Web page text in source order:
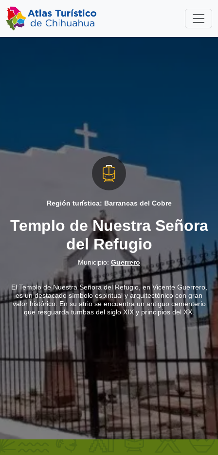
>
Región turística: Barrancas del Cobre
Templo de Nuestra Señora
del Refugio
Municipio: Guerrero
El Templo de Nuestra Señora del Refugio, en Vicente Guerrero,
es un destacado símbolo espiritual y arquitectónico con gran
valor histórico. En su atrio se encuentra un antiguo cementerio
que resguarda tumbas del siglo XIX y principios del XX.